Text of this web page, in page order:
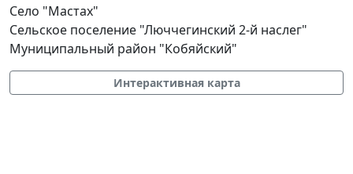
Село "Мастах"
Сельское поселение "Люччегинский 2-й наслег"
Муниципальный район "Кобяйский"
Интерактивная карта